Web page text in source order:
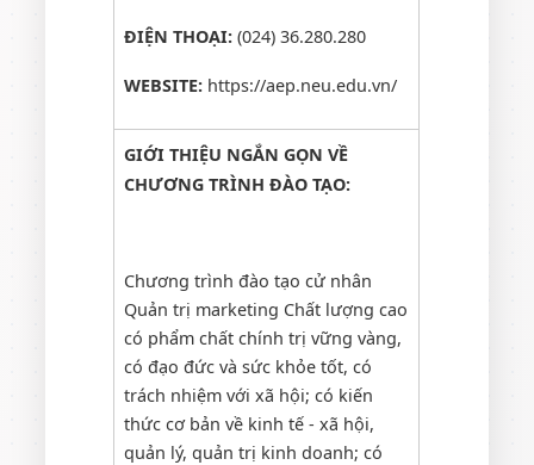
ĐIỆN THOẠI:(024) 36.280.280
WEBSITE: https://aep.neu.edu.vn/
GIỚI THIỆU NGẮN GỌN VỀ
CHƯƠNG TRÌNH ĐÀO TẠO:
Chương trình đào tạo cử nhân
Quản trị marketing Chất lượng cao
có phẩm chất chính trị vững vàng,
có đạo đức và sức khỏe tốt, có
trách nhiệm với xã hội; có kiến
thức cơ bản về kinh tế - xã hội,
quản lý, quản trị kinh doanh; có